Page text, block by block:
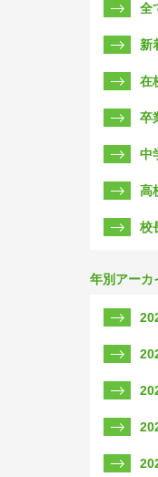
全
新
在
卒
中
高
校
年別アーカ